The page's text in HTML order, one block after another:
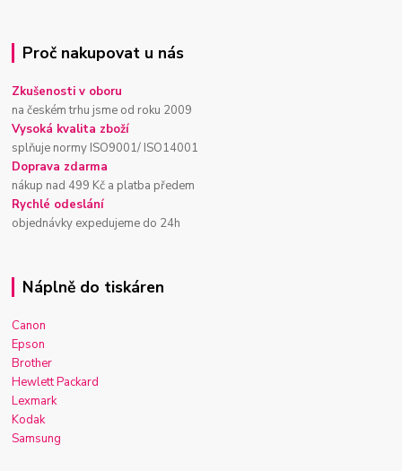
Proč nakupovat u nás
Zkušenosti v oboru
na českém trhu jsme od roku 2009
Vysoká kvalita zboží
splňuje normy ISO9001/ ISO14001
Doprava zdarma
nákup nad 499 Kč a platba předem
Rychlé odeslání
objednávky expedujeme do 24h
Náplně do tiskáren
Canon
Epson
Brother
Hewlett Packard
Lexmark
Kodak
Samsung